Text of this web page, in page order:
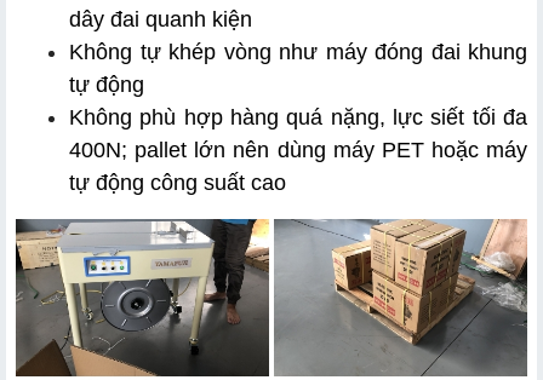
dây đai quanh kiện
Không tự khép vòng như máy đóng đai khung
tự động
Không phù hợp hàng quá nặng, lực siết tối đa
400N; pallet lớn nên dùng máy PET hoặc máy
tự động công suất cao